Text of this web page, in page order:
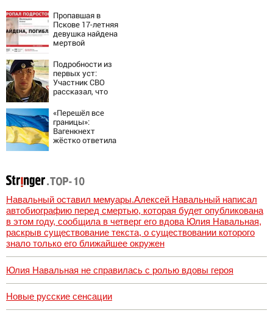
Пропавшая в
Пскове 17-летняя
девушка найдена
мертвой
Подробности из
первых уст:
Участник СВО
рассказал, что
схватке с
медведем
«Перешёл все
границы»:
Вагенкнехт
жёстко ответила
Навальный оставил мемуары.Алексей Навальный написал
автобиографию перед смертью, которая будет опубликована
в этом году, сообщила в четверг его вдова Юлия Навальная,
раскрыв существование текста, о существовании которого
знало только его ближайшее окружен
Юлия Навальная не справилась с ролью вдовы героя
Новые русские сенсации